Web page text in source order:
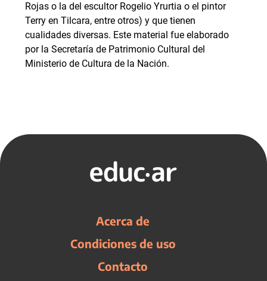
Rojas o la del escultor Rogelio Yrurtia o el pintor
Terry en Tilcara, entre otros) y que tienen
cualidades diversas. Este material fue elaborado
por la Secretaría de Patrimonio Cultural del
Ministerio de Cultura de la Nación.
Acerca de
Condiciones de uso
Contacto